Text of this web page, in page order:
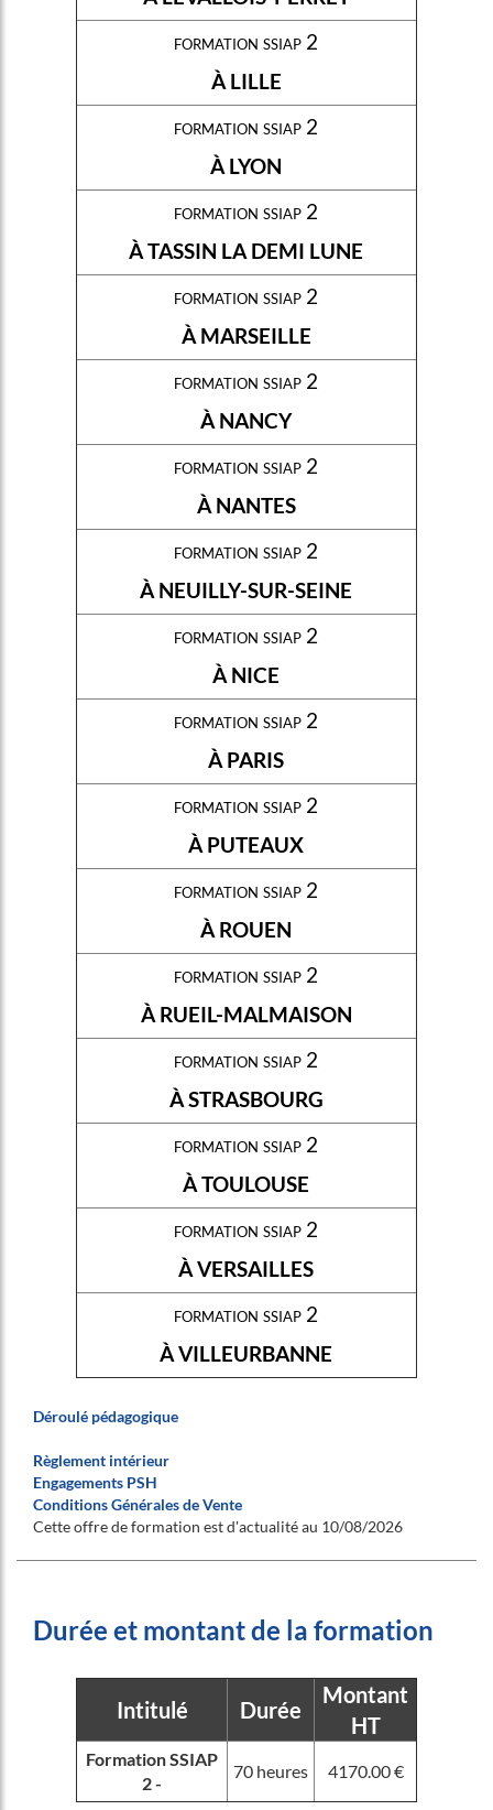
formation ssiap 2
À LILLE
formation ssiap 2
À LYON
formation ssiap 2
À TASSIN LA DEMI LUNE
formation ssiap 2
À MARSEILLE
formation ssiap 2
À NANCY
formation ssiap 2
À NANTES
formation ssiap 2
À NEUILLY-SUR-SEINE
formation ssiap 2
À NICE
formation ssiap 2
À PARIS
formation ssiap 2
À PUTEAUX
formation ssiap 2
À ROUEN
formation ssiap 2
À RUEIL-MALMAISON
formation ssiap 2
À STRASBOURG
formation ssiap 2
À TOULOUSE
formation ssiap 2
À VERSAILLES
formation ssiap 2
À VILLEURBANNE
Déroulé pédagogique
Règlement intérieur
Engagements PSH
Conditions Générales de Vente
Cette offre de formation est d'actualité au 10/08/2026
Durée et montant de la formation
Intitulé Durée
Montant
HT
Formation SSIAP
2 -
70 heures 4170.00 €